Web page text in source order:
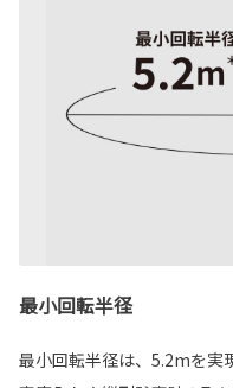
最小回転半径
最小回転半径は、5.2mを実